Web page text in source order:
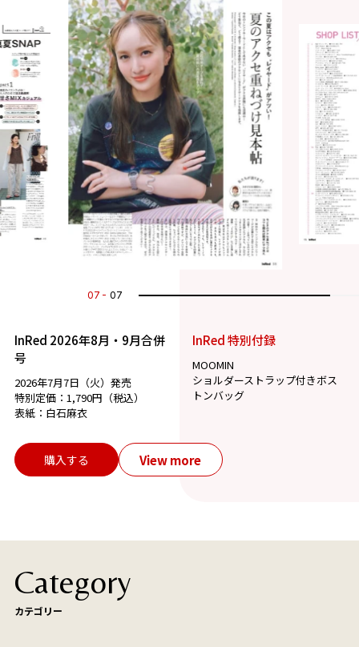
07 07
InRed 2026年8月・9月合併
号
2026年7月7日（火）発売
特別定価：1,790円（税込）
表紙：白石麻衣
InRed 特別付録
MOOMIN
ショルダーストラップ付きボス
トンバッグ
購入する View more
Category
カテゴリー